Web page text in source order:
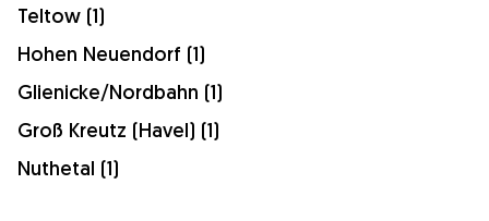
Teltow (1)
Hohen Neuendorf (1)
Glienicke/Nordbahn (1)
Groß Kreutz (Havel) (1)
Nuthetal (1)